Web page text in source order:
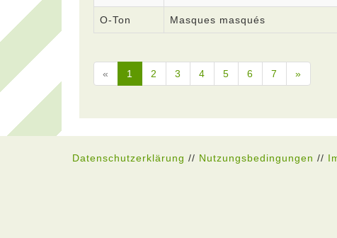
O-Ton Masques masqués
« 1 2 3 4 5 6 7 »
Datenschutzerklärung // Nutzungsbedingungen //